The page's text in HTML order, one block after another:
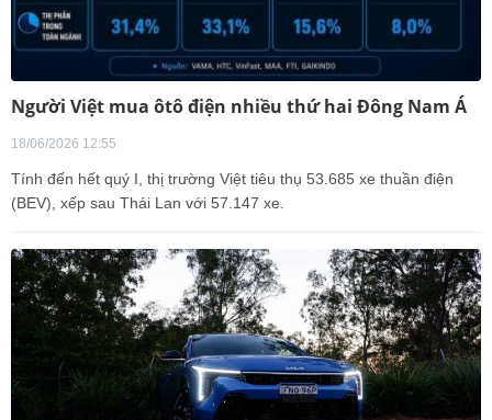
Người Việt mua ôtô điện nhiều thứ hai Đông Nam Á
18/06/2026 12:55
Tính đến hết quý I, thị trường Việt tiêu thụ 53.685 xe thuần điện
(BEV), xếp sau Thái Lan với 57.147 xe.